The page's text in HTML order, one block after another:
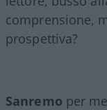
comprensione,
prospettiva?
Sanremo per